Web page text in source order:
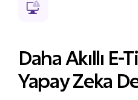
Daha Akıllı
Yapay Zeka